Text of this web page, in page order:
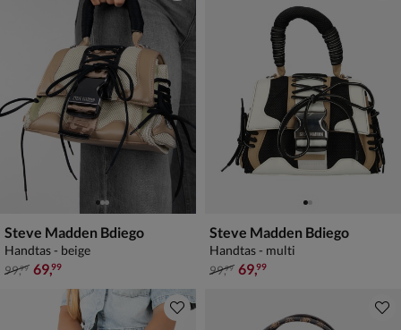
Steve Madden Bdiego
Handtas - beige
van € 99,99 voor € 69,99
99,99 69,99
Steve Madden Bdiego
Handtas - multi
van € 99,99 voor € 69,99
99,99 69,99